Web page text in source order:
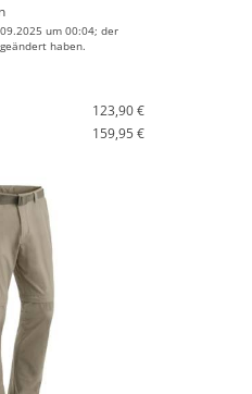
um 00:04; der
haben.
123,90 €
159,95 €